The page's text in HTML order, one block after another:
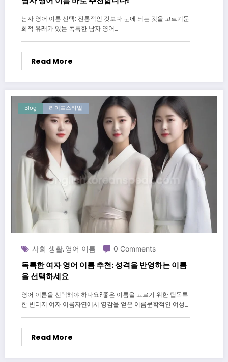
남자 영어 이름 선택: 전통적인 것보다 눈에 띄는 것을 고르기문
화적 유래가 있는 독특한 남자 영어…
Read More
Blog 라이프스타일
사회 생활, 영어 이름 0 Comments
독특한 여자 영어 이름 추천: 성격을 반영하는 이름
을 선택하세요
영어 이름을 선택해야 하나요?좋은 이름을 고르기 위한 팁독특
한 빈티지 여자 이름자연에서 영감을 얻은 이름문학적인 여성…
Read More